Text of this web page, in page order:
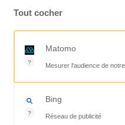
Tout cocher
?
Matomo
Mesurer l'audience de
Outil analytique
?
Bing
Réseau de publicité